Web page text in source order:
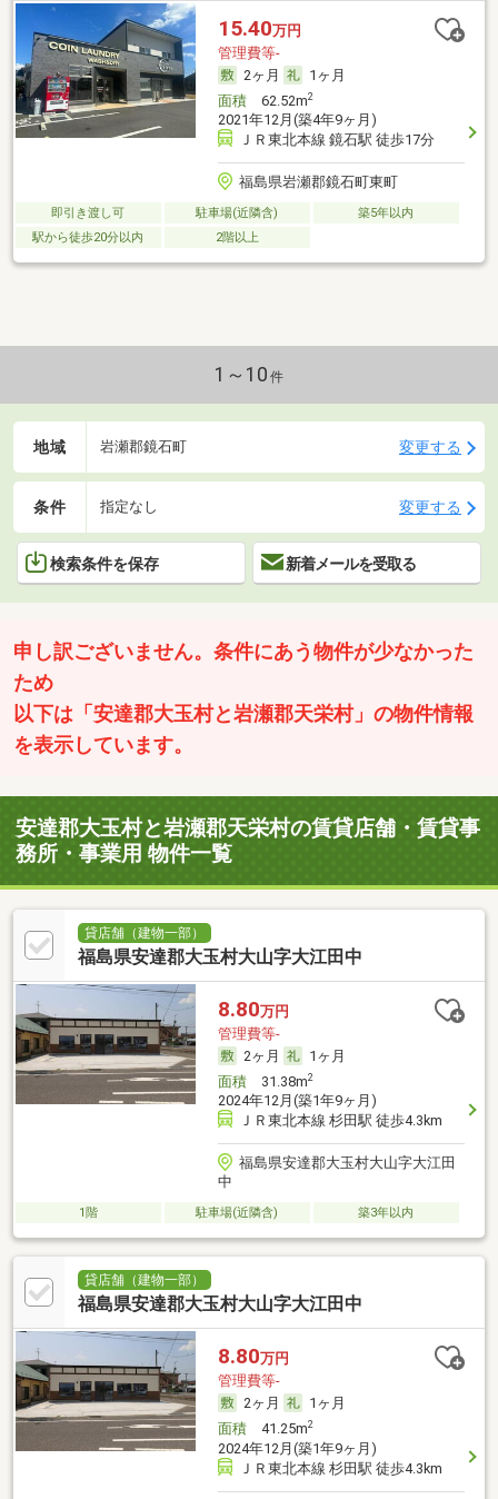
15.40万円
管理費等-
2ヶ月
1ヶ月
面積62.52m2
2021年12月(築4年9ヶ月)
ＪＲ東北本線 鏡石駅 徒歩17分
福島県岩瀬郡鏡石町東町
即引き渡し可 駐車場(近隣含)
築5年以内
駅から徒歩20分以内
2階以上
1～10 件
地域 岩瀬郡鏡石町 変更する
条件 指定なし 変更する
検索条件を保存 新着メールを受取る
申し訳ございません。条件にあう物件が少なかった
ため
以下は「安達郡大玉村と岩瀬郡天栄村」の物件情報
を表示しています。
安達郡大玉村と岩瀬郡天栄村の賃貸店舗・賃貸事
務所・事業用 物件一覧
貸店舗（建物一部）
福島県安達郡大玉村大山字大江田中
8.80万円
管理費等-
2ヶ月
1ヶ月
面積31.38m2
2024年12月(築1年9ヶ月)
ＪＲ東北本線 杉田駅 徒歩4.3km
福島県安達郡大玉村大山字大江田
中
1階 駐車場(近隣含) 築3年以内
貸店舗（建物一部）
福島県安達郡大玉村大山字大江田中
8.80万円
管理費等-
2ヶ月
1ヶ月
面積41.25m2
2024年12月(築1年9ヶ月)
ＪＲ東北本線 杉田駅 徒歩4.3km